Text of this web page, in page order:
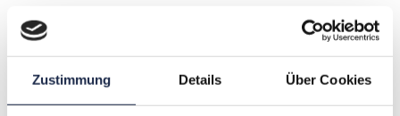
Zustimmung Details Über Cookies
November 2026
MO.
9